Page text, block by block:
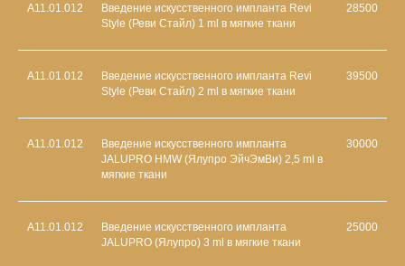
А11.01.012
Введение искусственного импланта Revi
Style (Реви Стайл) 1 ml в мягкие ткани
28500
А11.01.012
Введение искусственного импланта Revi
Style (Реви Стайл) 2 ml в мягкие ткани
39500
A11.01.012
Введение искусственного импланта
JALUPRO HMW (Ялупро ЭйчЭмВи) 2,5 ml в
мягкие ткани
30000
A11.01.012
Введение искусственного импланта
JALUPRO (Ялупро) 3 ml в мягкие ткани
25000